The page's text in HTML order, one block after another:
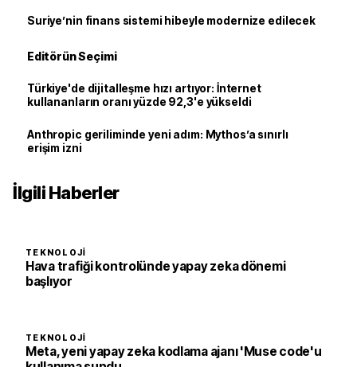
Suriye’nin finans sistemi hibeyle modernize edilecek
Editörün Seçimi
Türkiye'de dijitalleşme hızı artıyor: İnternet
kullananların oranı yüzde 92,3'e yükseldi
Anthropic geriliminde yeni adım: Mythos’a sınırlı
erişim izni
İlgili Haberler
TEKNOLOJI
Hava trafiği kontrolünde yapay zeka dönemi
başlıyor
TEKNOLOJI
Meta, yeni yapay zeka kodlama ajanı 'Muse code'u